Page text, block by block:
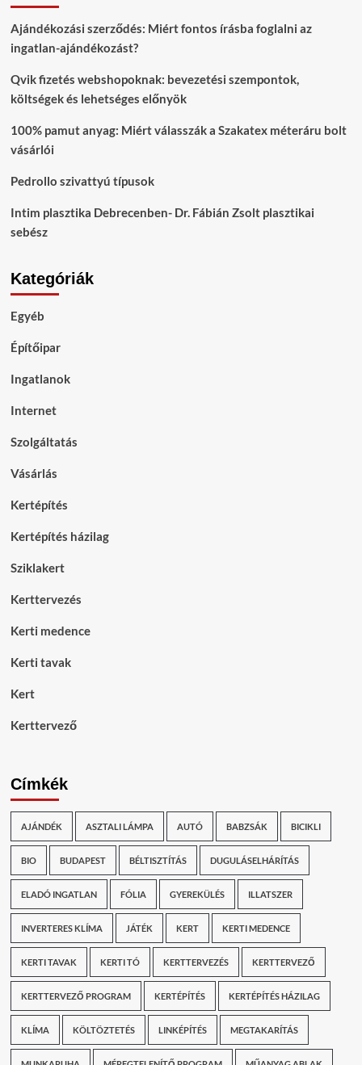
Ajándékozási szerződés: Miért fontos írásba foglalni az
ingatlan-ajándékozást?
Qvik fizetés webshopoknak: bevezetési szempontok,
költségek és lehetséges előnyök
100% pamut anyag: Miért válasszák a Szakatex méteráru bolt
vásárlói
Pedrollo szivattyú típusok
Intim plasztika Debrecenben- Dr. Fábián Zsolt plasztikai
sebész
Kategóriák
Egyéb
Építőipar
Ingatlanok
Internet
Szolgáltatás
Vásárlás
Kertépítés
Kertépítés házilag
Sziklakert
Kerttervezés
Kerti medence
Kerti tavak
Kert
Kerttervező
Címkék
AJÁNDÉK ASZTALI LÁMPA AUTÓ BABZSÁK BICIKLI
BIO BUDAPEST BÉLTISZTÍTÁS DUGULÁSELHÁRÍTÁS
ELADÓ INGATLAN FÓLIA GYEREKÜLÉS ILLATSZER
INVERTERES KLÍMA JÁTÉK KERT KERTI MEDENCE
KERTI TAVAK KERTI TÓ KERTTERVEZÉS KERTTERVEZŐ
KERTTERVEZŐ PROGRAM KERTÉPÍTÉS KERTÉPÍTÉS HÁZILAG
KLÍMA KÖLTÖZTETÉS LINKÉPÍTÉS MEGTAKARÍTÁS